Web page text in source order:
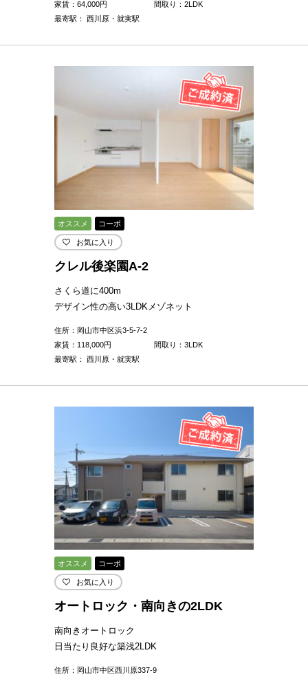
家賃： 64,000円
間取り：2LDK
最寄駅： 西川原・就実駅
オススメ コーポ
お気に入り
クレル後楽園A-2
さくら道に400m
デザイン性の高い3LDKメゾネット
住所：岡山市中区浜3-5-7-2
家賃： 118,000円
間取り：3LDK
最寄駅： 西川原・就実駅
オススメ コーポ
お気に入り
オートロック・南向きの2LDK
南向きオートロック
日当たり良好な築浅2LDK
住所：岡山市中区西川原337-9